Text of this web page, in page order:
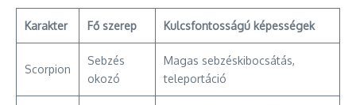
Karakter Fő szerep Kulcsfontosságú képességek
Scorpion
Sebzés
okozó
Magas sebzéskibocsátás,
teleportáció